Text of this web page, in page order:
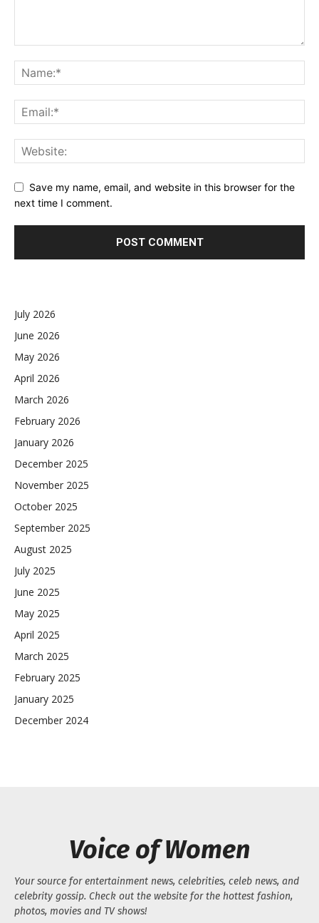
Save my name, email, and website in this browser for the
next time I comment.
July 2026
June 2026
May 2026
April 2026
March 2026
February 2026
January 2026
December 2025
November 2025
October 2025
September 2025
August 2025
July 2025
June 2025
May 2025
April 2025
March 2025
February 2025
January 2025
December 2024
Voice of Women
Your source for entertainment news, celebrities, celeb news, and
celebrity gossip. Check out the website for the hottest fashion,
photos, movies and TV shows!